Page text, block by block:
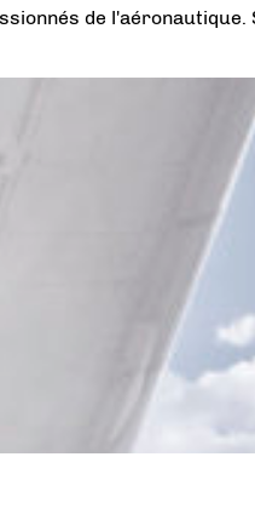
de l'aéronautique.